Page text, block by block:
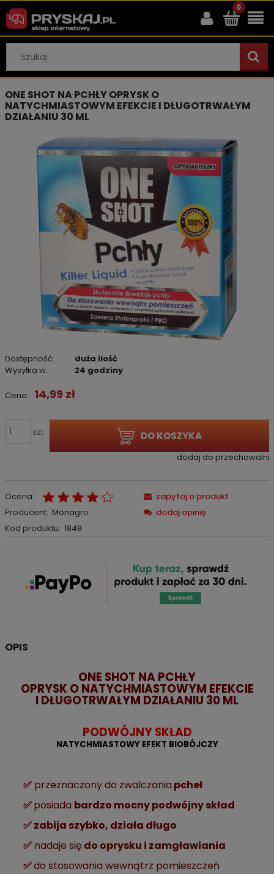
ONE SHOT NA PCHŁY OPRYSK O
NATYCHMIASTOWYM EFEKCIE I DŁUGOTRWAŁYM
DZIAŁANIU 30 ML
Dostępność:
duża ilość
Wysyłka w:
24 godziny
Cena: 14,99 zł
szt DO KOSZYKA
dodaj do przechowalni
Ocena:
Producent: Monagro
Kod produktu: 1848
zapytaj o produkt
dodaj opinię
OPIS
ONE SHOT NA PCHŁY
OPRYSK O NATYCHMIASTOWYM EFEKCIE
I DŁUGOTRWAŁYM DZIAŁANIU 30 ML
PODWÓJNY SKŁAD
NATYCHMIASTOWY EFEKT BIOBÓJCZY
✅przeznaczony do zwalczania pcheł
✅posiada bardzo mocny podwójny skład
✅ zabija szybko, działa długo
✅nadaje siędo oprysku i zamgławiania
✅do stosowania wewnątrz pomieszczeń